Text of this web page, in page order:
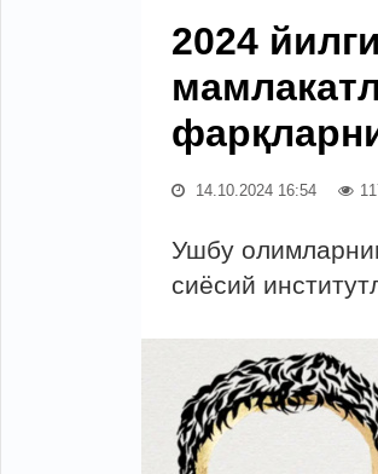
2024
14.10.2024 16:54
Ушбу
сиёсий